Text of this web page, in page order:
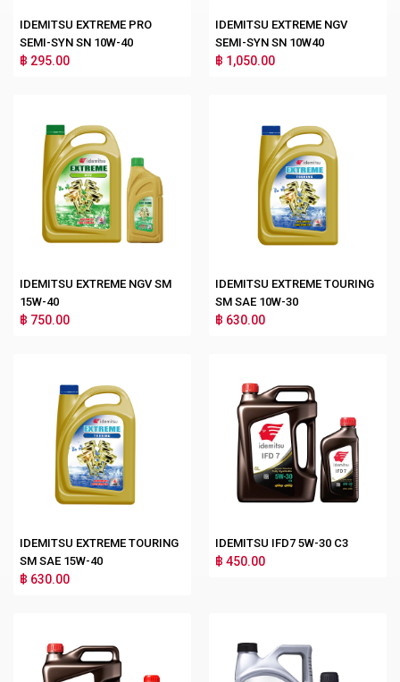
IDEMITSU EXTREME PRO
SEMI-SYN SN 10W-40
฿ 295.00
IDEMITSU EXTREME NGV
SEMI-SYN SN 10W40
฿ 1,050.00
IDEMITSU EXTREME NGV SM
15W-40
฿ 750.00
IDEMITSU EXTREME TOURING
SM SAE 10W-30
฿ 630.00
IDEMITSU EXTREME TOURING
SM SAE 15W-40
฿ 630.00
IDEMITSU IFD7 5W-30 C3
฿ 450.00